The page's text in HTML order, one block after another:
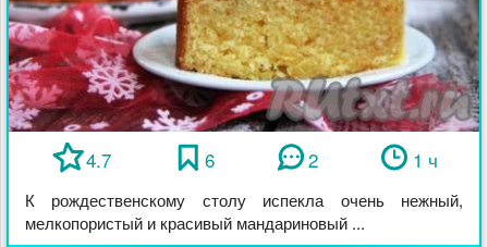
4.7 6 2 1 ч
К рождественскому столу испекла очень нежный,
мелкопористый и красивый мандариновый ...